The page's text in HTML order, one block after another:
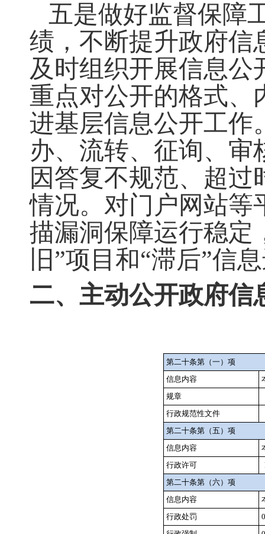
五是做好监督保障
绩，不断提升政府信
及时组织开展信息公
重点对公开的格式、
进基层信息公开工作
办、流转、征询、审
因答复不规范、超
情况。 对门户网站等
描漏洞保障运行稳定
旧”项目和“滞后”信
二、主动公开政府信
第二十条第（一）项
信息内容
规章
行政规范性文件
第二十条第（五）项
信息内容
行政许可
第二十条第（六）项
信息内容
行政处罚
0